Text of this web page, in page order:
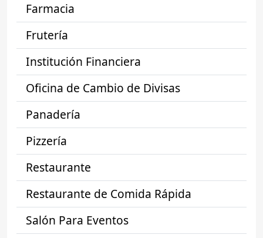
Farmacia
Frutería
Institución Financiera
Oficina de Cambio de Divisas
Panadería
Pizzería
Restaurante
Restaurante de Comida Rápida
Salón Para Eventos